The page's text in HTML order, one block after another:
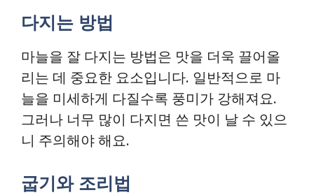
다지는 방법
마늘을 잘 다지는 방법은 맛을 더욱 끌어올
리는 데 중요한 요소입니다. 일반적으로 마
늘을 미세하게 다질수록 풍미가 강해져요.
그러나 너무 많이 다지면 쓴 맛이 날 수 있으
니 주의해야 해요.
굽기와 조리법